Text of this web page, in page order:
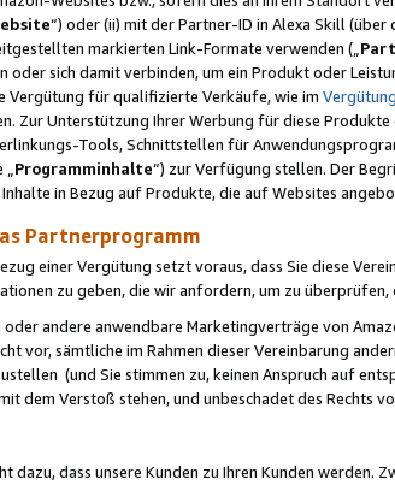
“) oder (ii) mit der Partner-ID in Alexa Skill (über
markierten Link-Formate verwenden („
oder sich damit verbinden, um ein Produkt oder
Vergütung für qualifizierte Verkäufe, wie im
Zur Unterstützung Ihrer Werbung für diese
Tools, Schnittstellen für
Programminhalte“) zur Verfügung stellen. Der
in Bezug auf Produkte, die auf Websites
Partnerprogramm
einer Vergütung setzt voraus, dass Sie diese
zu geben, die wir anfordern, um zu überprüfen,
oder andere anwendbare Marketingverträge von
vor, sämtliche im Rahmen dieser Vereinbarung
(und Sie stimmen zu, keinen Anspruch auf
dem Verstoß stehen, und unbeschadet des Rechts
dass unsere Kunden zu Ihren Kunden werden.